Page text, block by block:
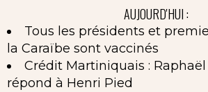
AUJOURD'HUI :
Tous les présidents et
la Caraïbe sont vaccinés
Crédit Martiniquais :
répond à Henri Pied